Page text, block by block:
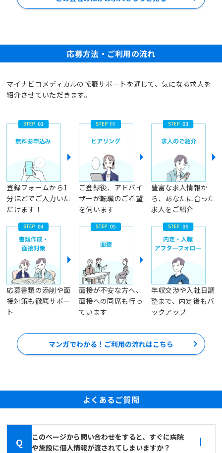
応募方法・ご利用の流れ
マイナビコメディカルの転職サポートを通じて、気になる求人を
紹介させていただきます。
登録フォームから1
分ほどでご入力いた
だけます！
ご登録後、アドバイ
ザーが転職のご希望
を伺います
豊富な求人情報か
ら、あなたに合った
求人をご紹介
応募書類の添削や面
接対策も徹底サポー
ト
面接が不安な方へ、
面接への同席も行っ
ています
年収交渉や入社日調
整まで、内定後もバ
ックアップ
マンガでわかる！ご利用の流れはこちら
よくあるご質問
Q
このページから問い合わせをすると、すぐに病院
や施設に個人情報が渡されてしまいますか？